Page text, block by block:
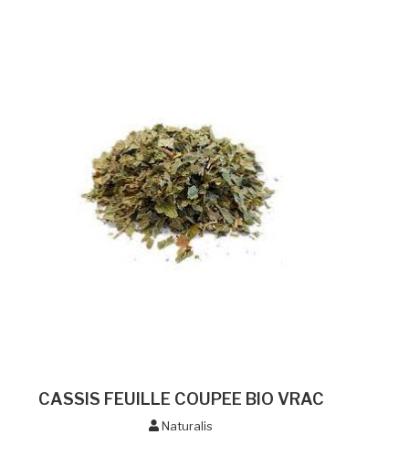
CASSIS FEUILLE COUPEE BIO VRAC
Naturalis